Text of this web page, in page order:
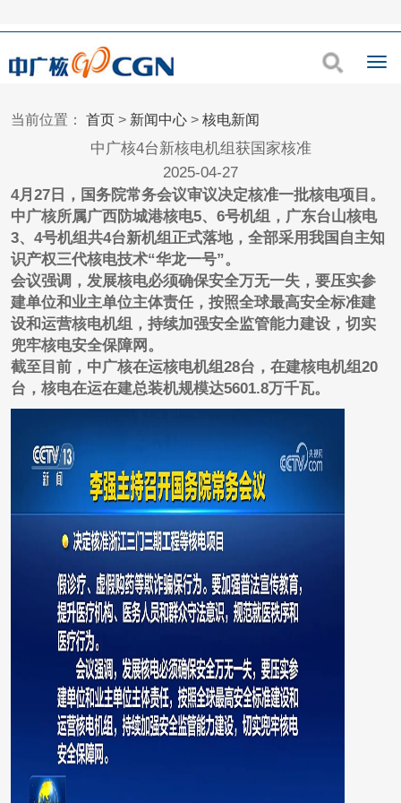
当前位置： 首页 > 新闻中心 > 核电新闻
中广核4台新核电机组获国家核准
2025-04-27
4月27日，国务院常务会议审议决定核准一批核电项目。
中广核所属广西防城港核电5、6号机组，广东台山核电
3、4号机组共4台新机组正式落地，全部采用我国自主知
识产权三代核电技术“华龙一号”。
会议强调，发展核电必须确保安全万无一失，要压实参
建单位和业主单位主体责任，按照全球最高安全标准建
设和运营核电机组，持续加强安全监管能力建设，切实
兜牢核电安全保障网。
截至目前，中广核在运核电机组28台，在建核电机组20
台，核电在运在建总装机规模达5601.8万千瓦。